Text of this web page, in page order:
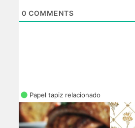
0 COMMENTS
Papel tapiz relacionado